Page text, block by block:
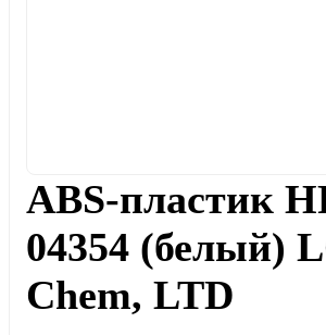
ABS-пластик
04354 (белый)
Chem, LTD